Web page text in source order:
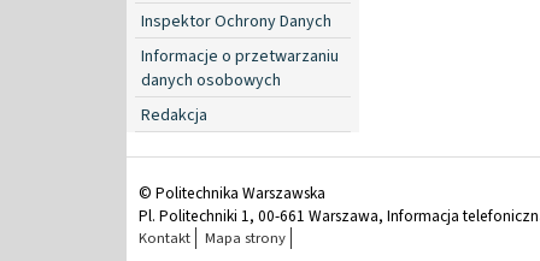
Inspektor Ochrony Danych
Informacje o przetwarzaniu
danych osobowych
Redakcja
© Politechnika Warszawska
Pl. Politechniki 1, 00-661 Warszawa, Informacja
Kontakt Mapa strony